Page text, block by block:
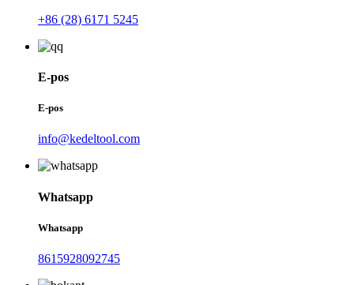
+86 (28) 6171 5245
E-pos
E-pos
info@kedeltool.com
Whatsapp
Whatsapp
8615928092745